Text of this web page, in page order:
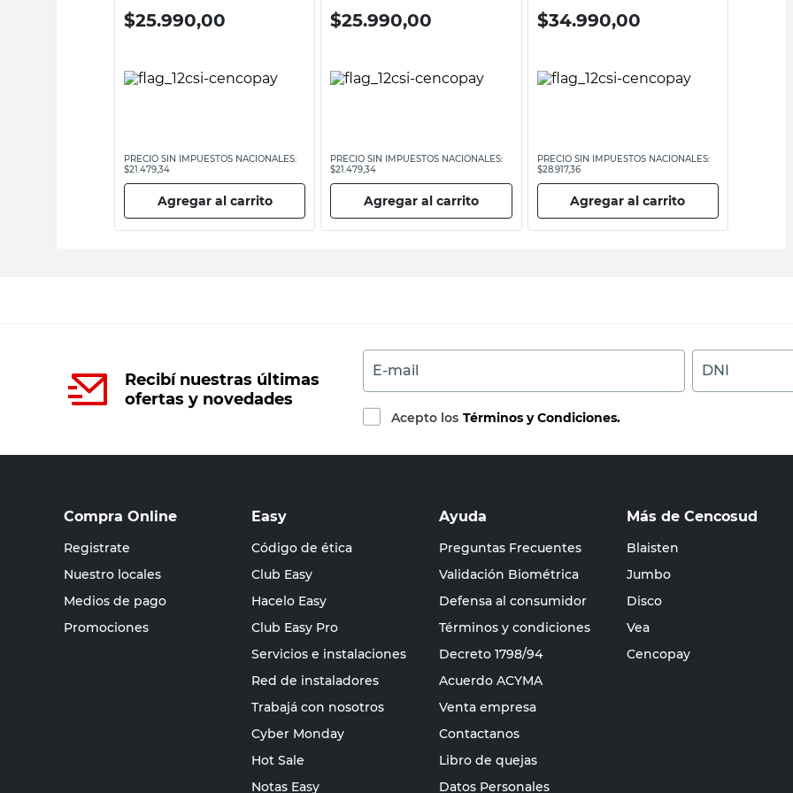
$25.990,00
PRECIO SIN IMPUESTOS NACIONALES:
$21.479,34
Agregar al carrito
$25.990,00
PRECIO SIN IMPUESTOS NACIONALES:
$21.479,34
Agregar al carrito
$34.990,00
PRECIO SIN IMPUESTOS NACIONALES:
$28.917,36
Agregar al carrito
Recibí nuestras últimas
ofertas y novedades
E-mail DNI
Acepto los Términos y Condiciones.
Compra Online
Registrate
Nuestro locales
Medios de pago
Promociones
Easy
Código de ética
Club Easy
Hacelo Easy
Club Easy Pro
Servicios e instalaciones
Red de instaladores
Trabajá con nosotros
Cyber Monday
Hot Sale
Notas Easy
Ayuda
Preguntas Frecuentes
Validación Biométrica
Defensa al consumidor
Términos y condiciones
Decreto 1798/94
Acuerdo ACYMA
Venta empresa
Contactanos
Libro de quejas
Datos Personales
Más de Cencosud
Blaisten
Jumbo
Disco
Vea
Cencopay